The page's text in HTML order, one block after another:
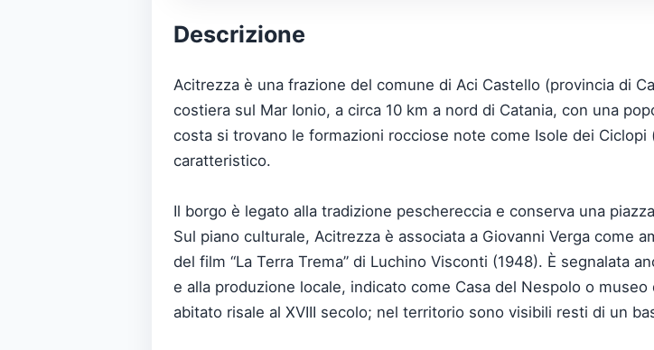
Descrizione
Acitrezza è una frazione del comune di Aci Castello (provincia di
costiera sul Mar Ionio, a circa 10 km a nord di Catania, con una
costa si trovano le formazioni rocciose note come Isole dei
caratteristico.
Il borgo è legato alla tradizione peschereccia e conserva una
Sul piano culturale, Acitrezza è associata a Giovanni Verga come
del film “La Terra Trema” di Luchino Visconti (1948). È segnalata
e alla produzione locale, indicato come Casa del Nespolo o museo
abitato risale al XVIII secolo; nel territorio sono visibili resti di un